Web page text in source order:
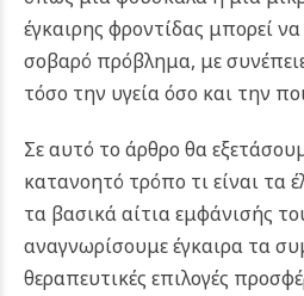
έγκαιρης φροντίδας μπορεί
σοβαρό πρόβλημα, με
τόσο την υγεία όσο και την
Σε αυτό το άρθρο θα
κατανοητό τρόπο τι είναι τα
τα βασικά αίτια εμφάνισής
αναγνωρίσουμε έγκαιρα τα
θεραπευτικές επιλογές